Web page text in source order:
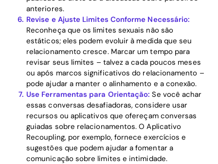
anteriores.
Revise e Ajuste Limites Conforme Necessário:
Reconheça que os limites sexuais não são
estáticos; eles podem evoluir à medida que seu
relacionamento cresce. Marcar um tempo para
revisar seus limites – talvez a cada poucos meses
ou após marcos significativos do relacionamento –
pode ajudar a manter o alinhamento e a conexão.
Use Ferramentas para Orientação: Se você achar
essas conversas desafiadoras, considere usar
recursos ou aplicativos que ofereçam conversas
guiadas sobre relacionamentos. O Aplicativo
Recoupling, por exemplo, fornece exercícios e
sugestões que podem ajudar a fomentar a
comunicação sobre limites e intimidade.